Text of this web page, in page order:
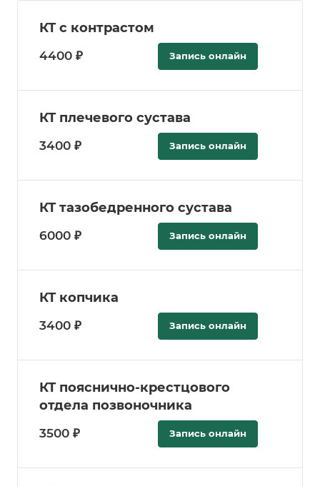
КТ с контрастом
4400 ₽ Запись онлайн
КТ плечевого сустава
3400 ₽ Запись онлайн
КТ тазобедренного сустава
6000 ₽ Запись онлайн
КТ копчика
3400 ₽ Запись онлайн
КТ пояснично-крестцового
отдела позвоночника
3500 ₽ Запись онлайн